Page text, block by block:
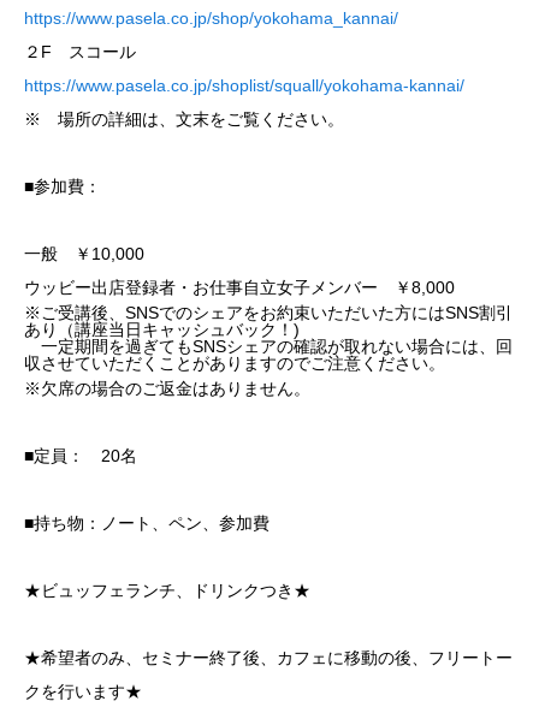
https://www.pasela.co.jp/shop/yokohama_kannai/
２F スコール
https://www.pasela.co.jp/shoplist/squall/yokohama-kannai/
※ 場所の詳細は、文末をご覧ください。
■参加費：
一般 ￥10,000
ウッビー出店登録者・お仕事自立女子メンバー ￥8,000
※ご受講後、SNSでのシェアをお約束いただいた方にはSNS割引
あり（講座当日キャッシュバック！)
一定期間を過ぎてもSNSシェアの確認が取れない場合には、回
収させていただくことがありますのでご注意ください。
※欠席の場合のご返金はありません。
■定員： 20名
■持ち物：ノート、ペン、参加費
★ビュッフェランチ、ドリンクつき★
★希望者のみ、セミナー終了後、カフェに移動の後、フリートー
クを行います★